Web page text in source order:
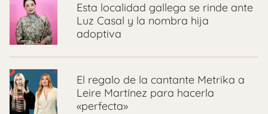
Esta localidad gallega se rinde ante
Luz Casal y la nombra hija
adoptiva
El regalo de la cantante Metrika a
Leire Martínez para hacerla
«perfecta»